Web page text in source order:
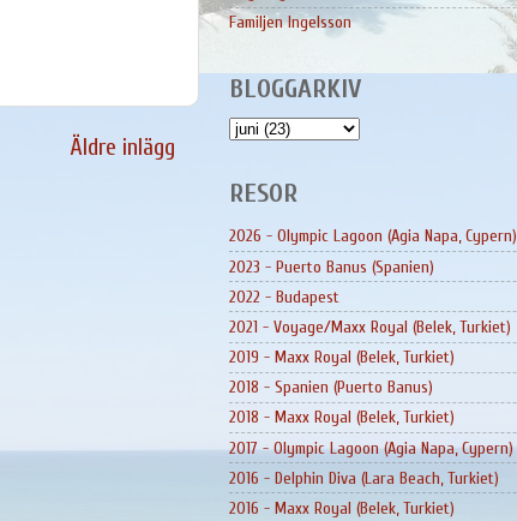
Äldre inlägg
Familjen Ingelsson
BLOGGARKIV
RESOR
2026 - Olympic Lagoon (Agia Napa, Cypern)
2023 - Puerto Banus (Spanien)
2022 - Budapest
2021 - Voyage/Maxx Royal (Belek, Turkiet)
2019 - Maxx Royal (Belek, Turkiet)
2018 - Spanien (Puerto Banus)
2018 - Maxx Royal (Belek, Turkiet)
2017 - Olympic Lagoon (Agia Napa, Cypern)
2016 - Delphin Diva (Lara Beach, Turkiet)
2016 - Maxx Royal (Belek, Turkiet)